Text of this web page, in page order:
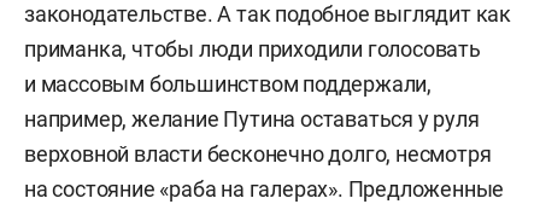
законодательстве. А так подобное выглядит как
приманка, чтобы люди приходили голосовать
и массовым большинством поддержали,
например, желание Путина оставаться у руля
верховной власти бесконечно долго, несмотря
на состояние «раба на галерах». Предложенные